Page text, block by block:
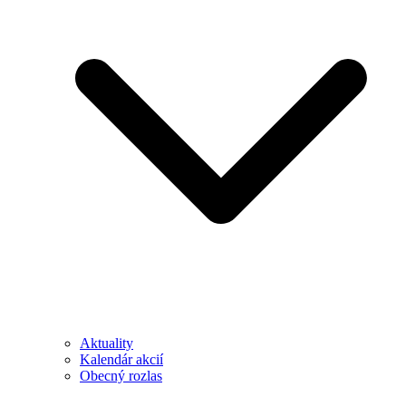
Aktuality
Kalendár akcií
Obecný rozlas